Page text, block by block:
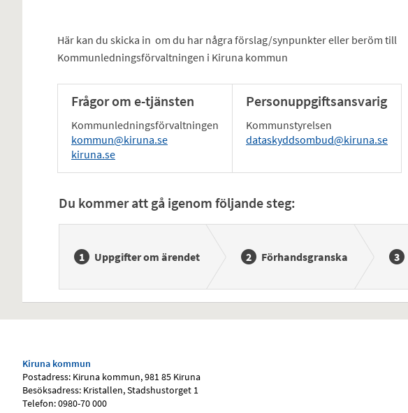
Här kan du skicka in om du har några förslag/synpunkter eller beröm till
Kommunledningsförvaltningen i Kiruna kommun
Frågor om e-tjänsten
Kommunledningsförvaltningen
kommun@kiruna.se
kiruna.se
Personuppgiftsansvarig
Kommunstyrelsen
dataskyddsombud@kiruna.se
Du kommer att gå igenom följande steg:
Uppgifter om ärendet Förhandsgranska
Kiruna kommun
Postadress: Kiruna kommun, 981 85 Kiruna
Besöksadress: Kristallen, Stadshustorget 1
Telefon: 0980-70 000